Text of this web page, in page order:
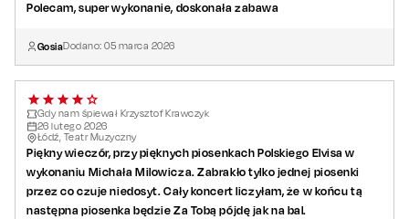
Polecam, super wykonanie, doskonała zabawa
GosiaDodano:05 marca 2026
Gdy nam śpiewał Krzysztof Krawczyk
26 lutego 2026
Łódź, Teatr Muzyczny
Piękny wieczór, przy pięknych piosenkach Polskiego Elvisa w
wykonaniu Michała Milowicza. Zabrakło tylko jednej piosenki
przez co czuje niedosyt. Cały koncert liczyłam, że w końcu tą
następna piosenka będzie Za Tobą pójdę jak na bal.